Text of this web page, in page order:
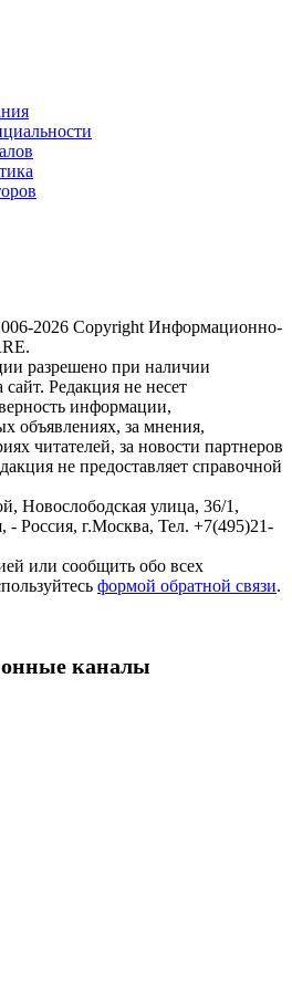
2026 Copyright Информационно-
разрешено при наличии
Редакция не несет
информации,
объявлениях, за мнения,
читателей, за новости партнеров
не предоставляет справочной
Новослободская улица, 36/1 ,
- Россия, г.Москва, Тел. +7(495)21-
или сообщить обо всех
формой обратной связи.
каналы